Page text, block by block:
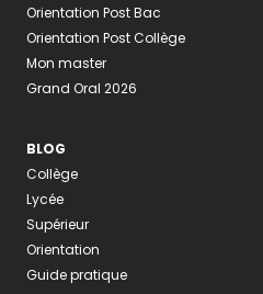
Orientation Post Bac
Orientation Post Collège
Mon master
Grand Oral 2026
BLOG
Collège
Lycée
Supérieur
Orientation
Guide pratique